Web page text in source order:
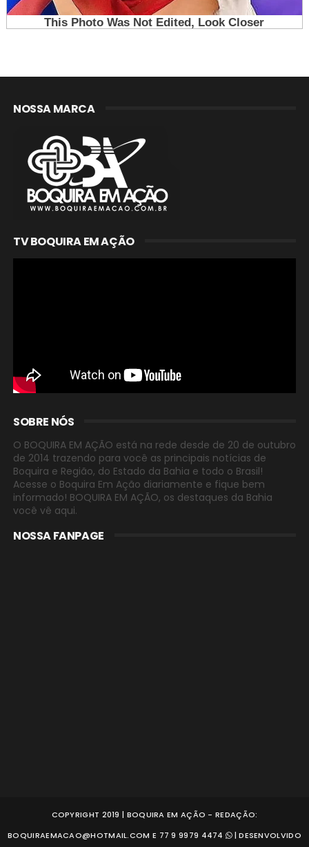
NOSSA MARCA
TV BOQUIRA EM AÇÃO
SOBRE NÓS
O BOQUIRA EM AÇÃO está na rede desde de 20 de outubro
de 2014 trazendo para você as principais notícias de
Boquira e Região, do Estado da Bahia e todo o Brasil!
Acesse o Boquira Em Ação diariamente e fique bem
informado! BOQUIRA EM AÇÃO, os destaques da Bahia
você vê aqui.
NOSSA FANPAGE
COPYRIGHT 2019 | BOQUIRA EM AÇÃO - REDAÇÃO:
BOQUIRAEMACAO@HOTMAIL.COM E 77 9 9979 4474 | DESENVOLVIDO